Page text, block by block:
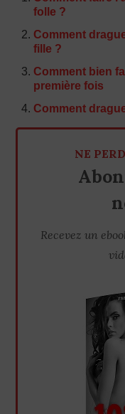
folle ?
Comment
fille ?
Comment bien
première fois
Comment
NE
Recevez un